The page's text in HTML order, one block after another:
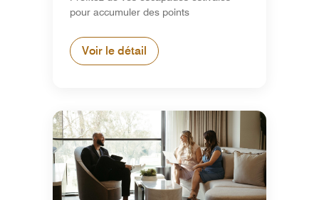
pour accumuler des points
Voir le détail